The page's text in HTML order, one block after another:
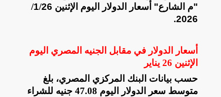
"م الشارع" أسعار الدولار اليوم الإثنين 26
/
1
/
2026
.
أسعار الدولار في مقابل الجنيه المصري اليوم
الإثنين 26 يناير
حسب بيانات البنك المركزي المصري، بلغ
متوسط سعر الدولار اليوم 47.08 جنيه للشراء